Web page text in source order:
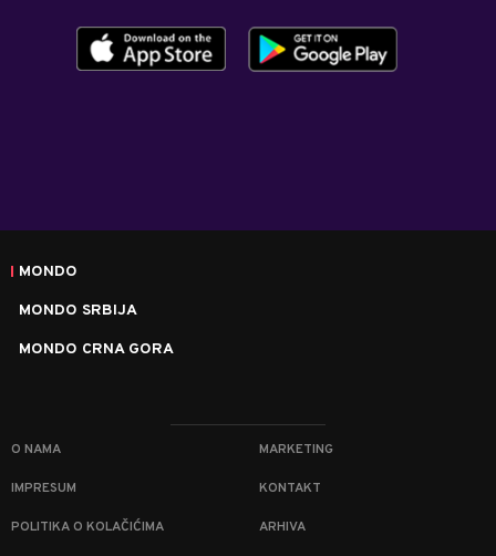
MONDO
MONDO SRBIJA
MONDO CRNA GORA
O NAMA MARKETING
IMPRESUM KONTAKT
POLITIKA O KOLAČIĆIMA ARHIVA